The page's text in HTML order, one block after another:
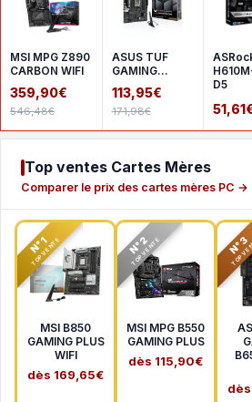
MSI MPG Z890
CARBON WIFI
359,90€
546,48€
ASUS TUF
GAMING
A620AM-
PLUS WIFI
113,95€
171,98€
D5
Top ventes Cartes Mères
Comparer le prix des cartes mères PC →
N°1
TOP VENTE
MSI B850
GAMING PLUS
WIFI
dès 169,65€
N°2
TOP VENTE
MSI MPG B550
GAMING PLUS
dès 115,90€
N°3
TOP